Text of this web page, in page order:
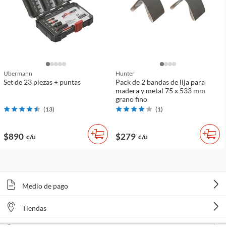
Ubermann
Set de 23 piezas + puntas
(13)
$890 c/u
Hunter
Pack de 2 bandas de lija para
madera y metal 75 x 533 mm
grano fino
(1)
$279 c/u
Medio de pago
Tiendas